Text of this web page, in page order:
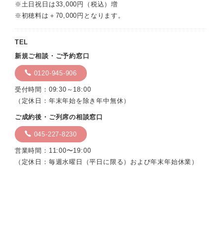
※土日祝日は33,000円（税込）増
※初穂料は＋70,000円となります。
TEL
新規ご相談・ご予約窓口
0120-945-906
受付時間：09:30～18:00
（定休日：年末年始を除き年中無休）
ご成約後・ご列席の相談窓口
045-227-8230
営業時間：11:00〜19:00
（定休日：毎週水曜日（平日に限る）および年末年始休業）